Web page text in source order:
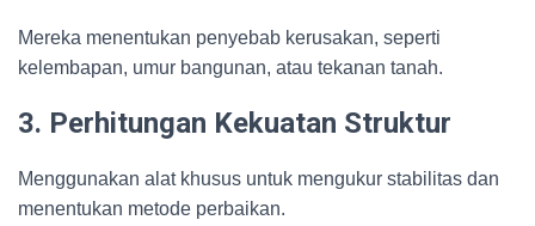
Mereka menentukan penyebab kerusakan, seperti
kelembapan, umur bangunan, atau tekanan tanah.
3. Perhitungan Kekuatan Struktur
Menggunakan alat khusus untuk mengukur stabilitas dan
menentukan metode perbaikan.